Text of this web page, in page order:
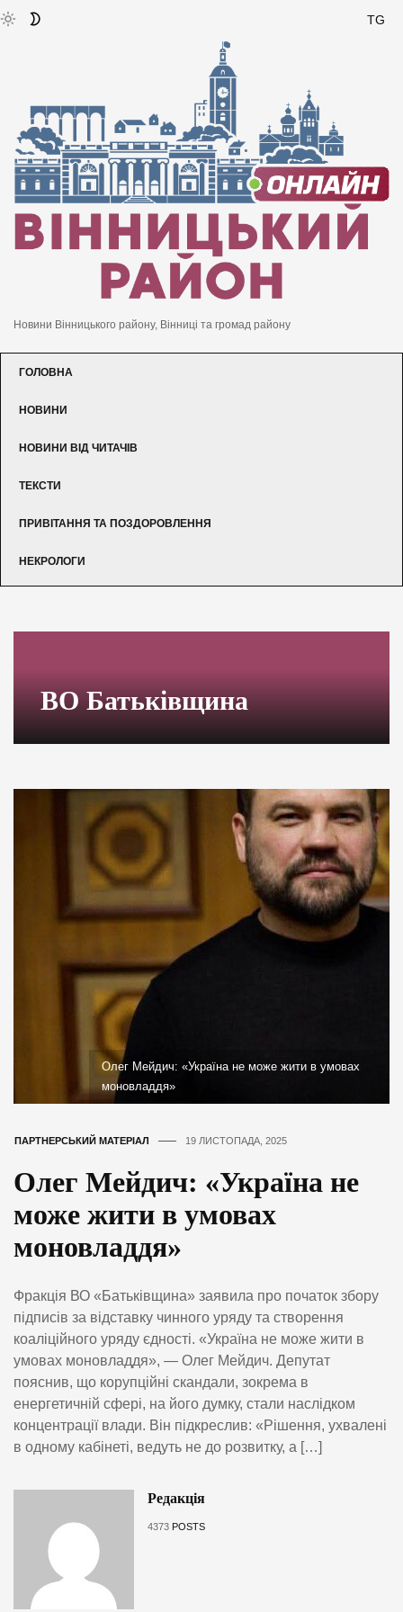
TG
Новини Вінницького району, Вінниці та громад району
ГОЛОВНА
НОВИНИ
НОВИНИ ВІД ЧИТАЧІВ
ТЕКСТИ
ПРИВІТАННЯ ТА ПОЗДОРОВЛЕННЯ
НЕКРОЛОГИ
ВО Батьківщина
Олег Мейдич: «Україна не може жити в умовах
моновладдя»
ПАРТНЕРСЬКИЙ МАТЕРІАЛ 19 ЛИСТОПАДА, 2025
Олег Мейдич: «Україна не
може жити в умовах
моновладдя»
Фракція ВО «Батьківщина» заявила про початок збору
підписів за відставку чинного уряду та створення
коаліційного уряду єдності. «Україна не може жити в
умовах моновладдя», — Олег Мейдич. Депутат
пояснив, що корупційні скандали, зокрема в
енергетичній сфері, на його думку, стали наслідком
концентрації влади. Він підкреслив: «Рішення, ухвалені
в одному кабінеті, ведуть не до розвитку, а […]
Редакція
4373 POSTS